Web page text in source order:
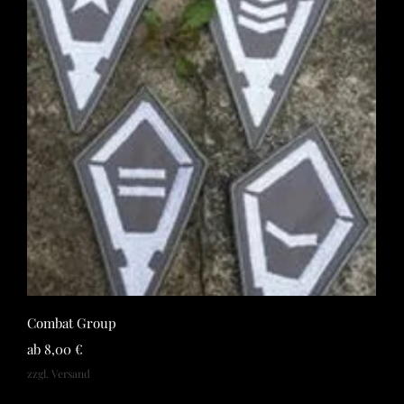
Combat Group
ab 8,00 €
Sale-Preis
zzgl. Versand